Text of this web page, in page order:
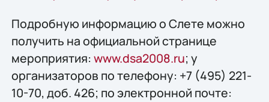
Подробную информацию о Слете можно
получить на официальной странице
мероприятия: www.dsa2008.ru; у
организаторов по телефону: +7 (495) 221-
10-70, доб. 426; по электронной почте: